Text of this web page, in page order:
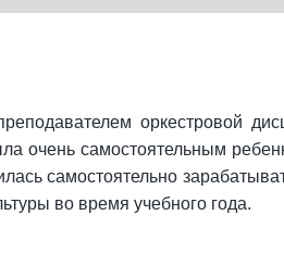
оркестровой
очень самостоятельным
самостоятельно
во время учебного года.